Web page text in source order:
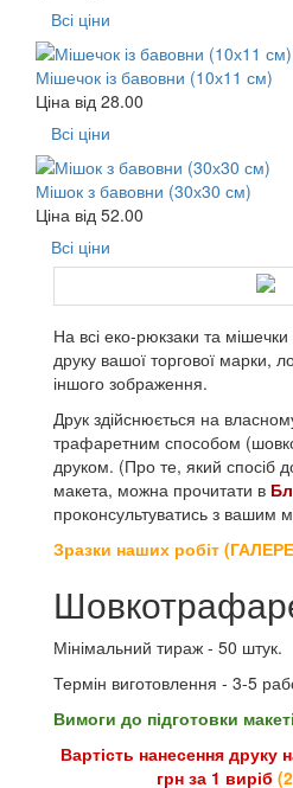
Всі ціни
Мішечок із бавовни (10х11 см)
Ціна від 28.00
Всі ціни
Мішок з бавовни (30х30 см)
Ціна від 52.00
Всі ціни
На всі еко-рюкзаки та
друку вашої торгової марки,
іншого зображення.
Друк здійснюється на
трафаретним способом
друком. (Про те, який спосіб
макета, можна прочитати в
проконсультуватись з вашим
Зразки наших робіт
Мінімальний тираж - 50 штук.
Термін виготовлення - 3-5
Вимоги до підготовки
Вартість нанесення друку
грн за 1 виріб